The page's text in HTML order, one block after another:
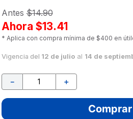
Antes$14.90
Ahora $13.41
* Aplica con compra mínima de $400 en
Vigencia del 12 de julioal 14 de
＋
－